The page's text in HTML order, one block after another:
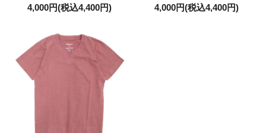
4,000円(税込4,400円)
4,000円(税込4,400円)